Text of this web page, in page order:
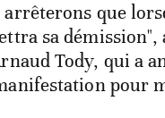
arrêterons que
sa démission",
Tody, qui a
pour